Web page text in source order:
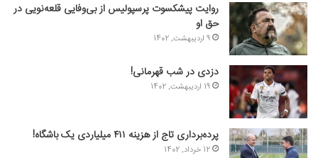
روایت پیشکسوت پرسپولیس از بی‌وفایی قلعه‌نویی در
حق او
9 اردیبهشت, 1402
دزدی در شب قهرمانی!
19 اردیبهشت, 1402
پرده‌برداری تاج از هزینه ۴۱۱ میلیاردی یک باشگاه!
12 خرداد, 1402